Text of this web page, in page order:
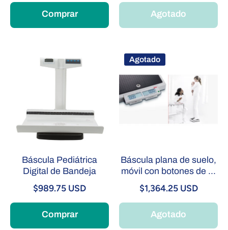
Comprar Agotado
Báscula Pediátrica
Digital de Bandeja
$989.75 USD
Comprar
Agotado
Báscula plana de suelo,
móvil con botones de ...
$1,364.25 USD
Agotado